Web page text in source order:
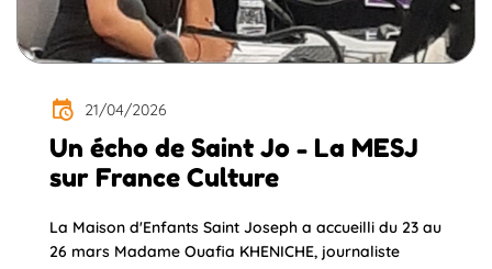
21/04/2026
Un écho de Saint Jo - La MESJ
sur France Culture
La Maison d'Enfants Saint Joseph a accueilli du 23 au
26 mars Madame Ouafia KHENICHE, journaliste